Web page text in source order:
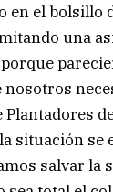
en el bolsillo
una
nosotros
situación se
salvar la